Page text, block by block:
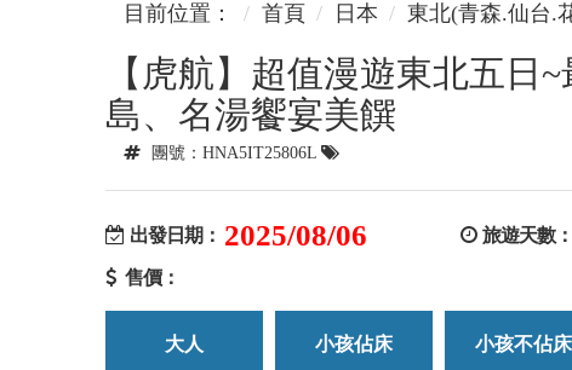
目前位置： 首頁 日本 東北(青森.仙台.
【虎航】超值漫遊東北五
島、名湯饗宴美饌
團號：HNA5IT25806L
出發日期： 2025/08/06 旅遊天數：
售價：
大人 小孩佔床 小孩不佔床